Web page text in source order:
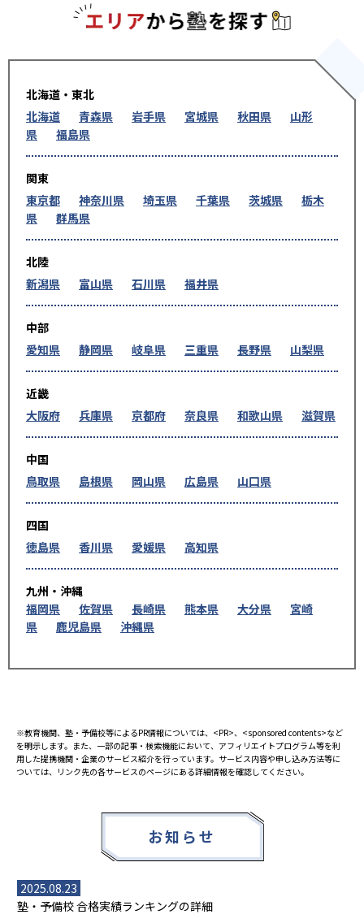
北海道・東北
北海道
青森県 岩手県 宮城県 秋田県
山形
県
福島県
関東
東京都
神奈川県 埼玉県 千葉県 茨城県
栃木
県
群馬県
北陸
新潟県
富山県 石川県 福井県
中部
愛知県
静岡県 岐阜県 三重県 長野県 山梨県
近畿
大阪府
兵庫県 京都府 奈良県 和歌山県 滋賀県
中国
鳥取県
島根県 岡山県 広島県 山口県
四国
徳島県
香川県 愛媛県 高知県
九州・沖縄
福岡県
佐賀県 長崎県 熊本県 大分県
宮崎
県
鹿児島県 沖縄県
※教育機関、塾・予備校等によるPR情報については、<PR>、<sponsored contents>など
を明示します。また、一部の記事・検索機能において、アフィリエイトプログラム等を利
用した提携機関・企業のサービス紹介を行っています。サービス内容や申し込み方法等に
ついては、リンク先の各サービスのページにある詳細情報を確認してください。
お知らせ
2025.08.23
塾・予備校 合格実績ランキングの詳細